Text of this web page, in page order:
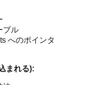
ブル
へのポインタ
まれる):